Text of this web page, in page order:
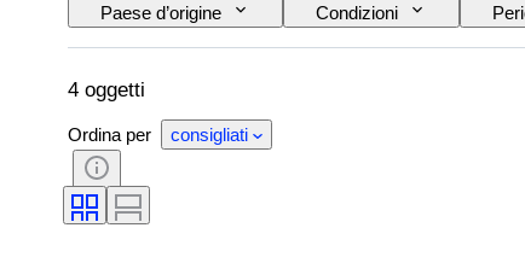
Paese d’origine
Condizioni
4 oggetti
Ordina per consigliati